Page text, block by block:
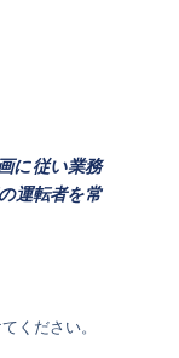
に従い業務
運転者を常
ください。